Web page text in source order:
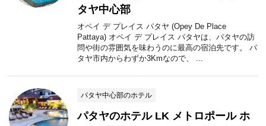
タヤ中心部
オペイ デ プレイス パタヤ (Opey De Place
Pattaya) オペイ デ プレイス パタヤは、パタヤの訪
問や街の雰囲気を味わうのに最高の宿泊先です。 パ
タヤ市内からわずか3Kmなので、 ...
パタヤ中心部のホテル
パタヤのホテル LK メトロポール ホ